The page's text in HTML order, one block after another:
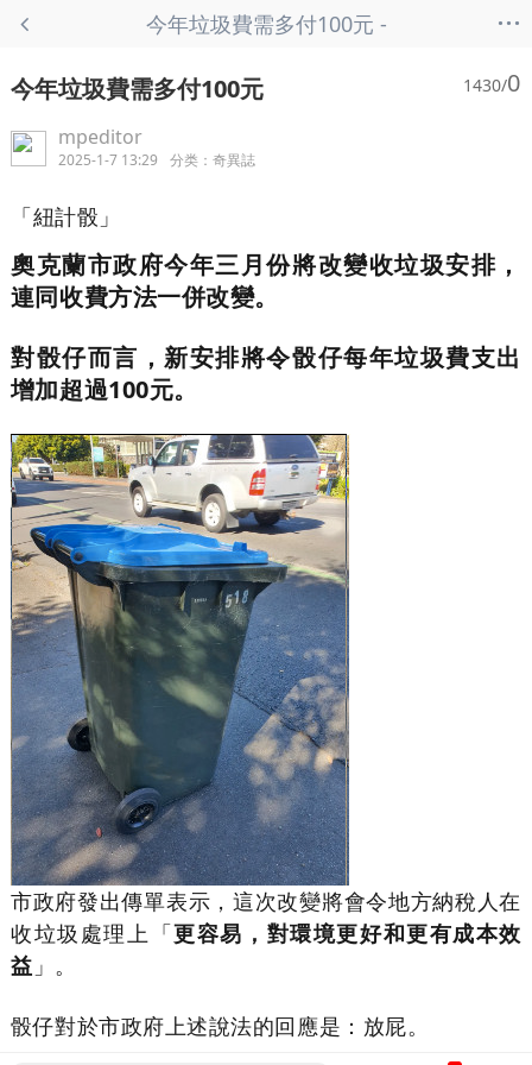
今年垃圾費需多付100元 -
...
今年垃圾費需多付100元 1430/0
mpeditor
2025-1-7 13:29 分类： 奇異誌
「紐計骰」
奧克蘭市政府今年三月份將改變收垃圾安排，
連同收費方法一併改變。
對骰仔而言，新安排將令骰仔每年垃圾費支出
增加超過100元。
市政府發出傳單表示，這次改變將會令地方納稅人在
收垃圾處理上「更容易，對環境更好和更有成本效
益 」。
骰仔對於市政府上述說法的回應是：放屁。